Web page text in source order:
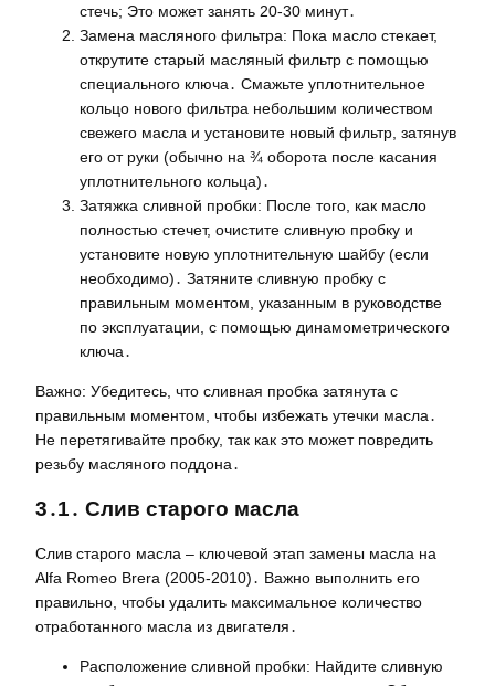
стечь; Это может занять 20-30 минут․
Замена масляного фильтра: Пока масло стекает,
открутите старый масляный фильтр с помощью
специального ключа․ Смажьте уплотнительное
кольцо нового фильтра небольшим количеством
свежего масла и установите новый фильтр, затянув
его от руки (обычно на ¾ оборота после касания
уплотнительного кольца)․
Затяжка сливной пробки: После того, как масло
полностью стечет, очистите сливную пробку и
установите новую уплотнительную шайбу (если
необходимо)․ Затяните сливную пробку с
правильным моментом, указанным в руководстве
по эксплуатации, с помощью динамометрического
ключа․
Важно: Убедитесь, что сливная пробка затянута с
правильным моментом, чтобы избежать утечки масла․
Не перетягивайте пробку, так как это может повредить
резьбу масляного поддона․
3․1․ Слив старого масла
Слив старого масла – ключевой этап замены масла на
Alfa Romeo Brera (2005-2010)․ Важно выполнить его
правильно, чтобы удалить максимальное количество
отработанного масла из двигателя․
Расположение сливной пробки: Найдите сливную